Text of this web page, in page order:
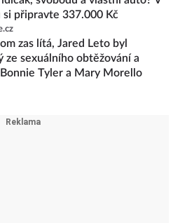
si připravte 337.000 Kč
zas lítá, Jared Leto byl
ze sexuálního obtěžování a
Tyler a Mary Morello